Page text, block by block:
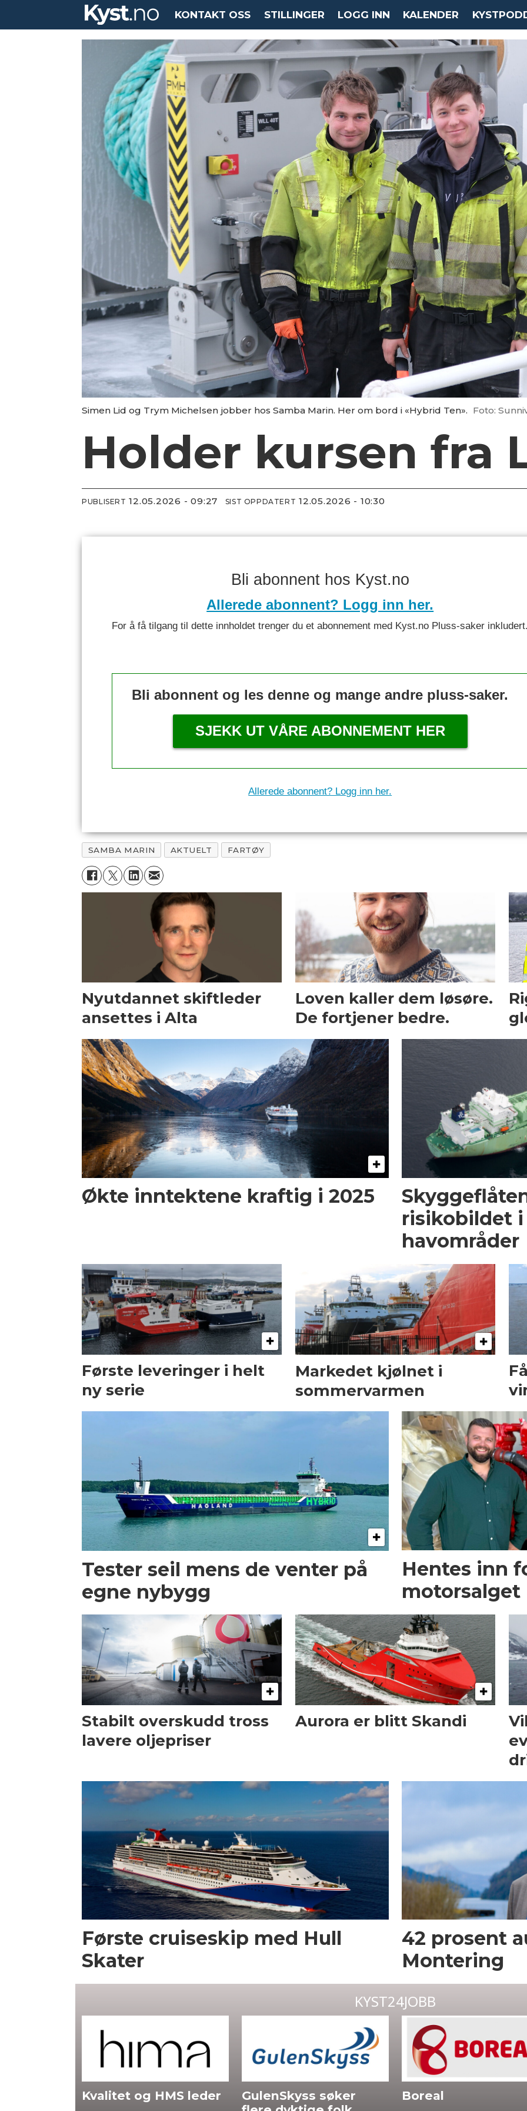
KONTAKT OSS STILLINGER LOGG INN KALENDER
Simen Lid og Trym Michelsen jobber hos Samba Marin. Her om bord i «Hybrid Ten». Foto:
Holder kursen fra
PUBLISERT 12.05.2026 - 09:27 SIST OPPDATERT 12.05.2026 - 10:30
Bli abonnent hos Kyst.no
Allerede abonnent? Logg inn her.
For å få tilgang til dette innholdet trenger du et abonnement med Kyst.no Pluss-saker
Bli abonnent og les denne og mange andre pluss-saker.
SJEKK UT VÅRE ABONNEMENT HER
Allerede abonnent? Logg inn her.
SAMBA MARIN AKTUELT FARTØY
Nyutdannet skiftleder
ansettes i Alta
Loven kaller dem løsøre.
De fortjener bedre.
Økte inntektene kraftig i 2025
risikobildet
havområder
Første leveringer i helt
ny serie
Markedet kjølnet i
sommervarmen
Tester seil mens de venter på
egne nybygg
Hentes inn
motorsalget
Stabilt overskudd tross
lavere oljepriser
Aurora er blitt Skandi
Første cruiseskip med Hull
Skater
42 prosent
Montering
KYST24JOBB
GulenSkyss søker
Boreal
Westcon: Offshore